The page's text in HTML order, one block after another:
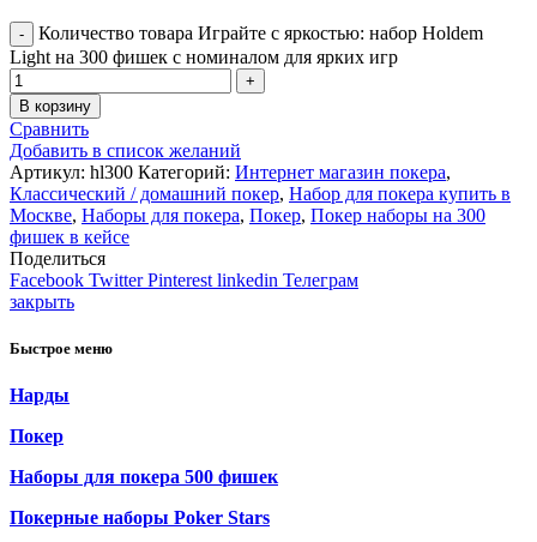
Количество товара Играйте с яркостью: набор Holdem
Light на 300 фишек с номиналом для ярких игр
В корзину
Сравнить
Добавить в список желаний
Артикул: hl300 Категорий: Интернет магазин покера,
Классический / домашний покер, Набор для покера купить в
Москве, Наборы для покера, Покер, Покер наборы на 300
фишек в кейсе
Поделиться
Facebook Twitter Pinterest linkedin Телеграм
закрыть
Быстрое меню
Нарды
Покер
Наборы для покера 500 фишек
Покерные наборы Poker Stars